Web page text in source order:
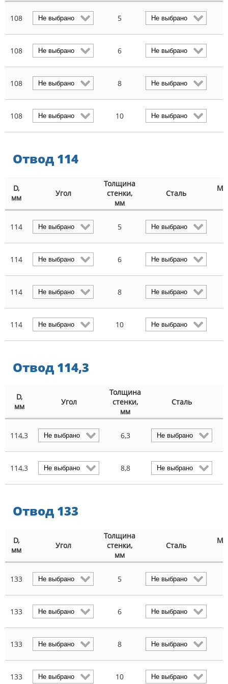
108 5
108 6
108 8
108 10
Отвод 114
D,
мм
Угол
Толщина
стенки,
мм
Сталь
114 5
114 6
114 8
114 10
Отвод 114,3
D,
мм
Угол
Толщина
стенки,
мм
Сталь
114,3 6,3
114,3 8,8
Отвод 133
D,
мм
Угол
Толщина
стенки,
мм
Сталь
133 5
133 6
133 8
133 10